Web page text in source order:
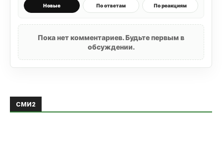
Новые По ответам По реакциям
Пока нет комментариев. Будьте первым в
обсуждении.
СМИ2